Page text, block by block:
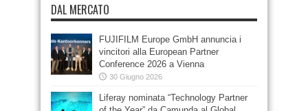
DAL MERCATO
FUJIFILM Europe GmbH annuncia i
vincitori alla European Partner
Conference 2026 a Vienna
30 Giugno 2026
Liferay nominata “Technology Partner